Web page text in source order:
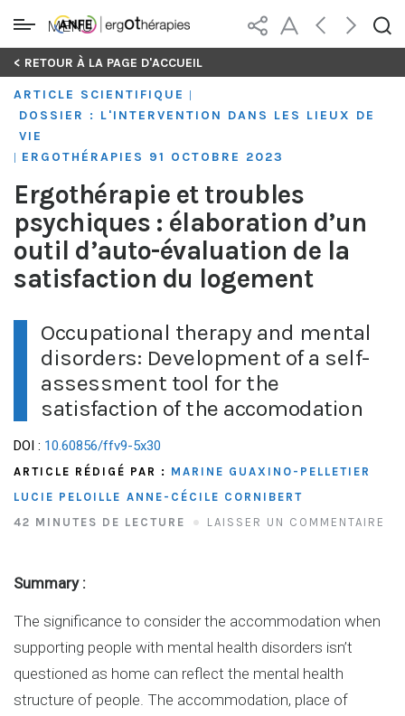
Skip
content
MENU
< RETOUR À LA PAGE D'ACCUEIL
ARTICLE SCIENTIFIQUE
DOSSIER : L'INTERVENTION DANS LES LIEUX DE
VIE
ERGOTHÉRAPIES 91 OCTOBRE 2023
Ergothérapie et troubles
psychiques : élaboration d’un
outil d’auto-évaluation de la
satisfaction du logement
Occupational therapy and mental
disorders: Development of a self-
assessment tool for the
satisfaction of the accomodation
DOI : 10.60856/ffv9-5x30
ARTICLE RÉDIGÉ PAR : MARINE GUAXINO-PELLETIER
LUCIE PELOILLE ANNE-CÉCILE CORNIBERT
42 MINUTES DE LECTURE
LAISSER UN COMMENTAIRE
Summary :
The significance to consider the accommodation when
supporting people with mental health disorders isn’t
questioned as home can reflect the mental health
structure of people. The accommodation, place of